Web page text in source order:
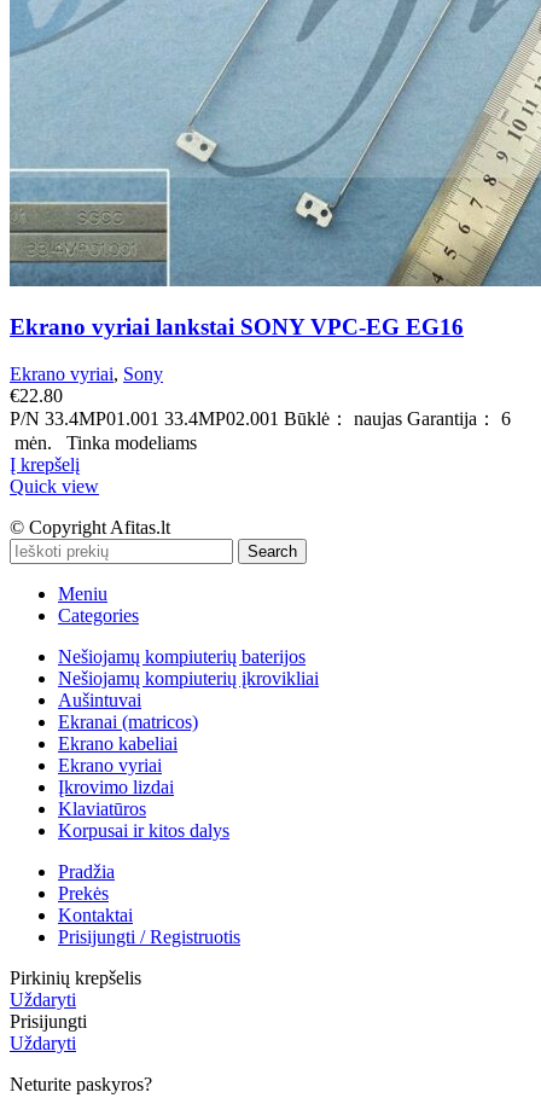
Ekrano vyriai lankstai SONY VPC-EG EG16
Ekrano vyriai, Sony
€22.80
P/N 33.4MP01.001 33.4MP02.001 Būklė： naujas Garantija： 6
mėn. Tinka modeliams
Į krepšelį
Quick view
© Copyright Afitas.lt
Search
Meniu
Categories
Nešiojamų kompiuterių baterijos
Nešiojamų kompiuterių įkrovikliai
Aušintuvai
Ekranai (matricos)
Ekrano kabeliai
Ekrano vyriai
Įkrovimo lizdai
Klaviatūros
Korpusai ir kitos dalys
Pradžia
Prekės
Kontaktai
Prisijungti / Registruotis
Pirkinių krepšelis
Uždaryti
Prisijungti
Uždaryti
Neturite paskyros?